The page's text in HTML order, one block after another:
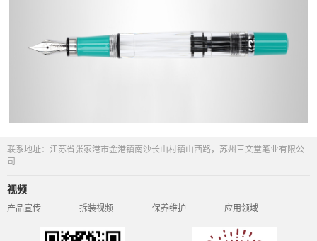
联系地址：江苏省张家港市金港镇南沙长山村镇山西路，苏州三文堂笔业有限公
司
视频
产品宣传 拆装视频 保养维护 应用领域